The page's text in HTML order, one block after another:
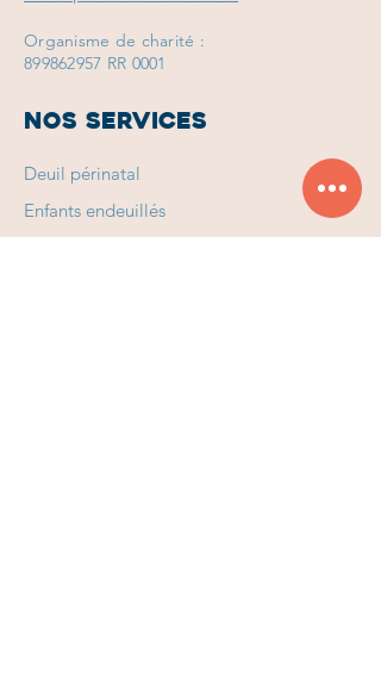
© 2024 Les amis du crépuscule. Tous droits
réservés. Une réalisation de
Organisme de charité :
899862957 RR 0001
Nos services
Deuil périnatal
Enfants endeuillés